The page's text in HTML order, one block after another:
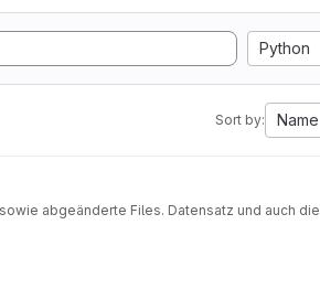
Python
Sort by: Name
abgeänderte Files. Datensatz und auch die